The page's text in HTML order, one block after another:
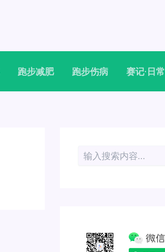
跑步减肥 跑步伤病 赛记·日常
搜索